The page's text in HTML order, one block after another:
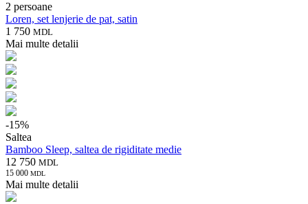
2 persoane
Loren, set lenjerie de pat, satin
1 750 MDL
Mai multe detalii
-15%
Saltea
Bamboo Sleep, saltea de rigiditate medie
12 750 MDL
15 000 MDL
Mai multe detalii